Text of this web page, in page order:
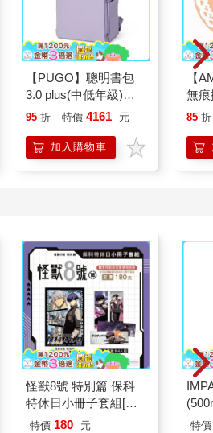
一碗福州麵當早餐也別有風味，在這
族類的懷舊者，加烏醋、加辣油，也
晨早起，走路五分鐘處的龍泉市場內
米粉的小攤，冬日寒索時打一碗熱湯
遠些可去杭州南路去吃燒餅油條配甜
攤吃碗花枝羹，這些市井早餐，都是
日三餐中，中餐、晚餐是必須，只
活者。早餐，也是台北如今做為一
到晨起，台北有那麼多有意思的早餐
去巴黎。台北康青龍街區的修學之旅
學傳播學院的馬傑偉教授，帶了學院
場不尋常的修學之旅。
天三夜的不一樣的台北體驗，怎麼不
從機場接到這些貴客，坐巴士來到位
一直到第四天離開，中間三天的旅程
都是安步當車。第一天下午先在「北
【PUGO】聰明書包
3.0 plus(中低年級)雪
紫 全新進化玩美上市
95 折 特價 4161 元
加入購物車
【
無
（
85 折
怪獸8號 特別篇 保科
特休日小冊子套組[限
加購]
特價 180 元 特價